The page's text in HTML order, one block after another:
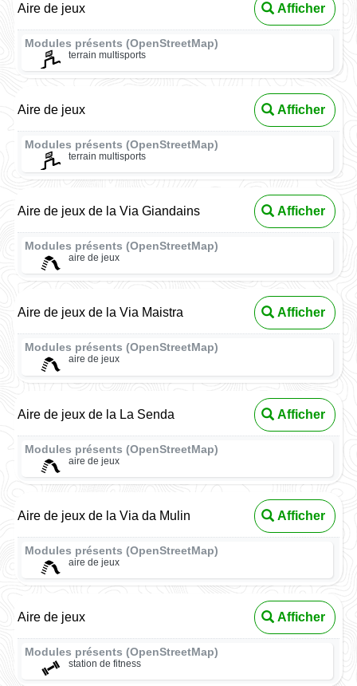
Aire de jeux Afficher
Modules présents (OpenStreetMap)
terrain multisports
Aire de jeux Afficher
Modules présents (OpenStreetMap)
terrain multisports
Aire de jeux de la Via Giandains Afficher
Modules présents (OpenStreetMap)
aire de jeux
Aire de jeux de la Via Maistra Afficher
Modules présents (OpenStreetMap)
aire de jeux
Aire de jeux de la La Senda Afficher
Modules présents (OpenStreetMap)
aire de jeux
Aire de jeux de la Via da Mulin Afficher
Modules présents (OpenStreetMap)
aire de jeux
Aire de jeux Afficher
Modules présents (OpenStreetMap)
station de fitness